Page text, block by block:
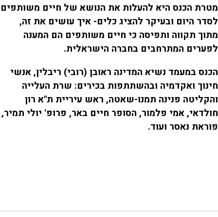
מטרת הכנס היא להעלות את הנושא של חיים משותפים
לסדר היום ובעיקר להציג כלים- איך עושים את זה,
מתוך תקווה ותפיסה כי חיים משותפים הם המענה
לפערים המתרחבים בחברה הישראלית.
הכנס במעמד נשיא המדינה ראובן (רובי) ריבלין, אנשי
חינוך ואקדמיה ובהשתתפות בכירים: שרת העלייה
והקליטה פנינה תמנו-שאטה, ראש עיריית ת"א רון
חולדאי, אמי פלמור, הסופר חיים באר, פרופ' יולי תמיר,
פוראת נאסר ועוד.